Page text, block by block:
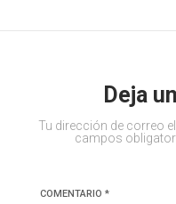
Deja
Tu dirección de correo
campos
COMENTARIO *